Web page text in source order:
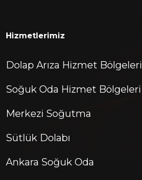
Hizmetlerimiz
Dolap Arıza Hizmet Bölgeleri
Soğuk Oda Hizmet Bölgeleri
Merkezi Soğutma
Sütlük Dolabı
Ankara Soğuk Oda